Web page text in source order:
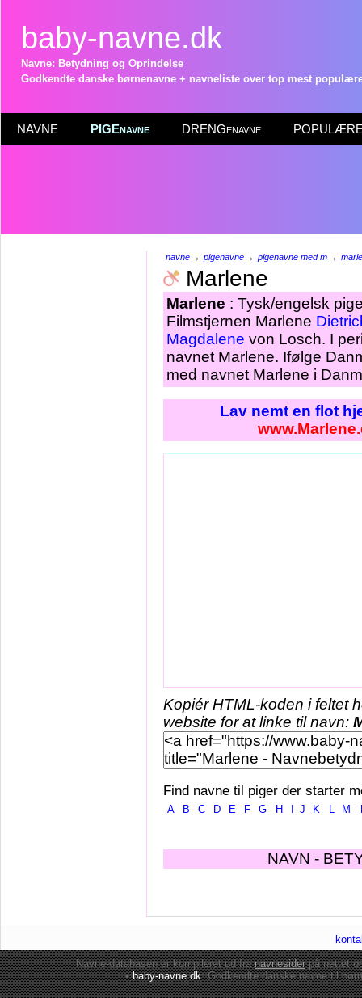
baby-navne.dk
Navne: Betydning og Oprindelse
Godkendte danske børnenavne + navneliste over top mest
NAVNE PIGEnavne DRENGenavne POPULÆRE
navne→ pigenavne→ pigenavne med m→
Marlene
Marlene : Tysk/engelsk
Filmstjernen Marlene
Magdalene von Losch. I
navnet Marlene. Ifølge
med navnet Marlene i
Lav nemt en flot
Kopiér HTML-koden i feltet
website for at linke til navn:
Find navne til piger der starter
A B C D E F G H J K L M
NAVN -
Navne-databasen er kompileret ud franavnesiderpå nettet
•baby-navne.dk: Godkendte danskenavne til børn